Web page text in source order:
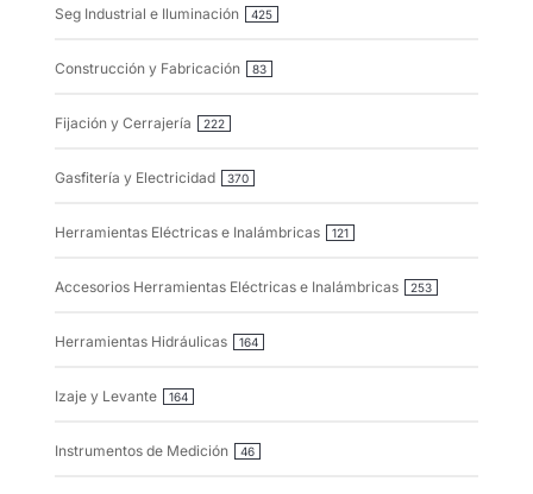
Seg Industrial e Iluminación 425
Construcción y Fabricación 83
Fijación y Cerrajería 222
Gasfitería y Electricidad 370
Herramientas Eléctricas e Inalámbricas 121
Accesorios Herramientas Eléctricas e Inalámbricas 253
Herramientas Hidráulicas 164
Izaje y Levante 164
Instrumentos de Medición 46